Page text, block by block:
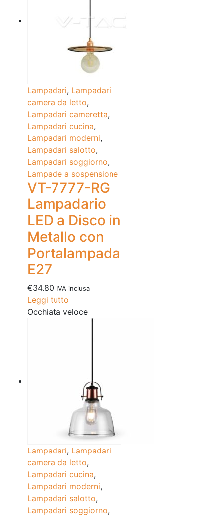
Lampadari, Lampadari
camera da letto,
Lampadari cameretta,
Lampadari cucina,
Lampadari moderni,
Lampadari salotto,
Lampadari soggiorno,
Lampade a sospensione
VT-7777-RG
Lampadario
LED a Disco in
Metallo con
Portalampada
E27
€34.80 IVA inclusa
Leggi tutto
Occhiata veloce
Lampadari, Lampadari
camera da letto,
Lampadari cucina,
Lampadari moderni,
Lampadari salotto,
Lampadari soggiorno,